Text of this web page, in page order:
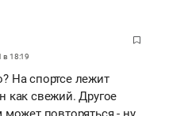
в 18:19
На спортсе лежит
как свежий. Другое